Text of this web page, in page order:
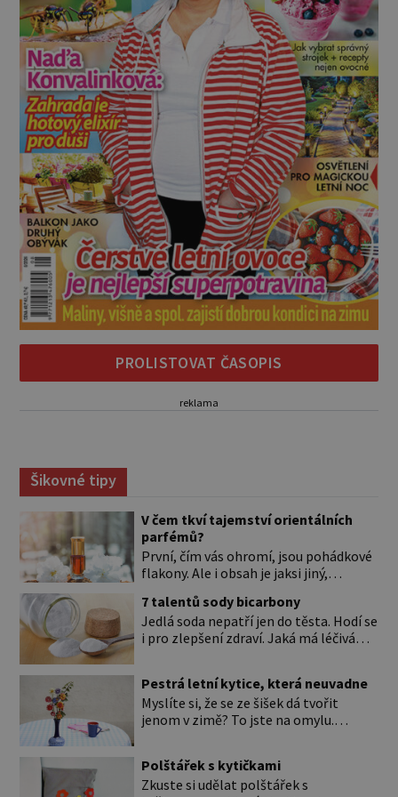
PROLISTOVAT ČASOPIS
reklama
Šikovné tipy
V čem tkví tajemství orientálních
parfémů?
První, čím vás ohromí, jsou pohádkové
flakony. Ale i obsah je jaksi jiný,
parfumérií. Čím to? V arabské kultuře
mají vůně mnohem delší tradici než
v naší. Jejich původní účel byl nejspíš
voní? Při testování orientálních vůní
nejspíš zjistíte, že jen málokterá se
vám […]
7 talentů sody bicarbony
Jedlá soda nepatří jen do těsta. Hodí se
i pro zlepšení zdraví. Jaká má léčivá
Jedlá soda (pro úplnost je to
hydrogenuhličitan sodný s chemickou
značkou NaHCO3) je ten bílý, ve vodě
bicarbona. Je součástí kypřicího prášku
[…]
Pestrá letní kytice, která neuvadne
Myslíte si, že se ze šišek dá tvořit
jenom v zimě? To jste na omylu.
obraz. Při tomto tvoření vás navíc čeká
příjemná procházka po lese. Musíte si
Polštářek s kytičkami
Zkuste si udělat polštářek s